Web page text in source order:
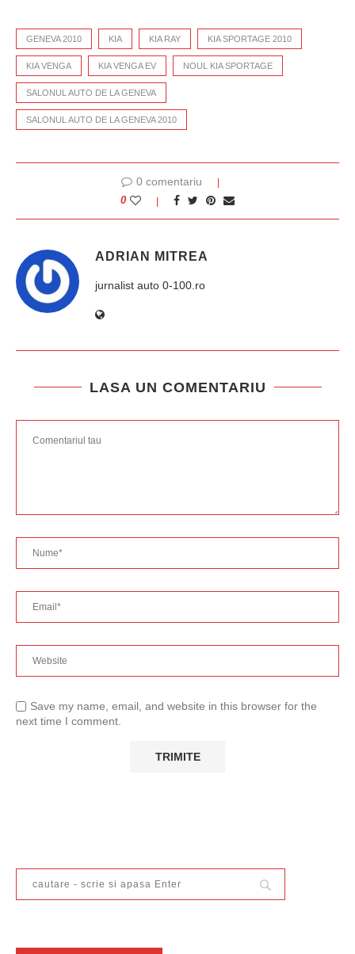
GENEVA 2010 KIA KIA RAY KIA SPORTAGE 2010
KIA VENGA KIA VENGA EV NOUL KIA SPORTAGE
SALONUL AUTO DE LA GENEVA
SALONUL AUTO DE LA GENEVA 2010
0 comentariu
0
ADRIAN MITREA
jurnalist auto 0-100.ro
LASA UN COMENTARIU
Save my name, email, and website in this browser for the
next time I comment.